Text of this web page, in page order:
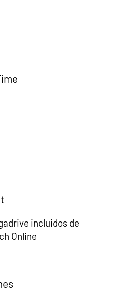
incluidos de
Online